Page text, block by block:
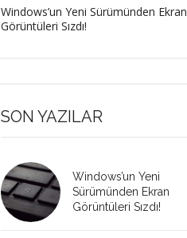
Windows’un Yeni Sürümünden Ekran
Görüntüleri Sızdı!
SON YAZILAR
Windows’un Yeni
Sürümünden Ekran
Görüntüleri Sızdı!